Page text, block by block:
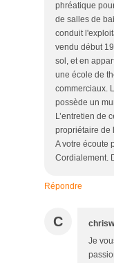
phréatique
de salles de
conduit
vendu début
sol, et en
une école de
commerciaux.
possède un
L’entretien de
propriétaire de
A votre écoute
Cordialement.
Répondre
C
Je